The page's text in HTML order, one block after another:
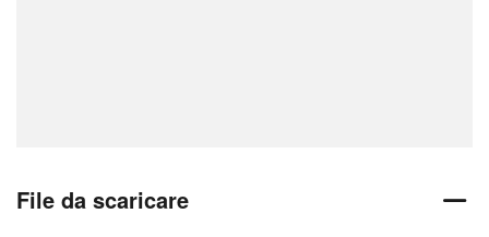
File da scaricare